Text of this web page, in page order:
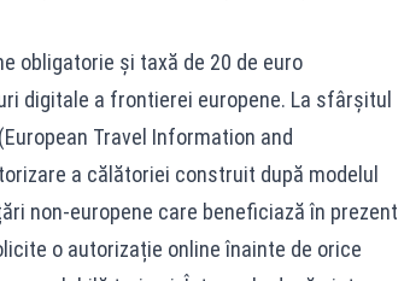
obligatorie și taxă de 20 de euro
digitale a frontierei europene. La sfârșitul
Travel Information and
a călătoriei construit după modelul
non-europene care beneficiază în prezent
o autorizație online înainte de orice